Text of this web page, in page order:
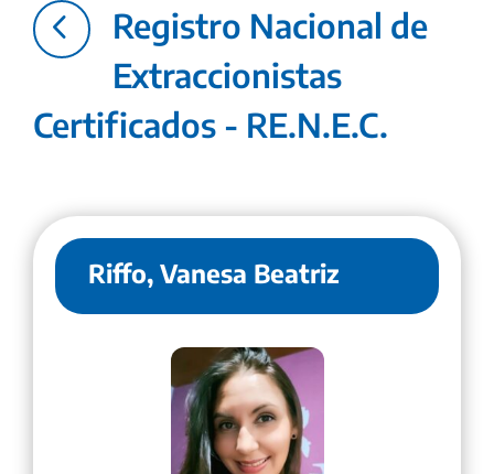
4
Registro Nacional de
Extraccionistas
Certificados - RE.N.E.C.
Riffo, Vanesa Beatriz